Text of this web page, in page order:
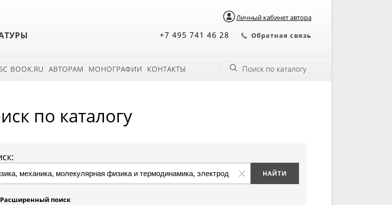
Личный кабинет автора
+7 495 741 46 28 Обратная связь
BOOK.RU АВТОРАМ МОНОГРАФИИ КОНТАКТЫ Поиск по каталогу
по каталогу
Расширенный поиск